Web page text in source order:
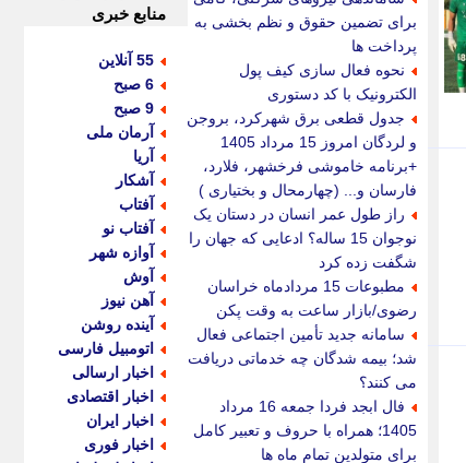
برای تضمین حقوق و نظم بخشی به
پرداخت ها
نحوه فعال سازی کیف پول
الکترونیک با کد دستوری
جدول قطعی برق شهرکرد، بروجن
و لردگان امروز 15 مرداد 1405
+برنامه خاموشی فرخشهر، فلارد،
فارسان و... (چهارمحال و بختیاری )
راز طول عمر انسان در دستان یک
نوجوان 15 ساله؟ ادعایی که جهان را
شگفت زده کرد
مطبوعات 15 مردادماه خراسان
رضوی/بازار ساعت به وقت پکن
سامانه جدید تأمین اجتماعی فعال
شد؛ بیمه شدگان چه خدماتی دریافت
می کنند؟
فال ابجد فردا جمعه 16 مرداد
1405؛ همراه با حروف و تعبیر کامل
برای متولدین تمام ماه ها
منابع خبری
55 آنلاین
6 صبح
9 صبح
آرمان ملی
آریا
آشکار
آفتاب
آفتاب نو
آوازه شهر
آوش
آهن نیوز
آینده روشن
اتومبیل فارسی
اخبار ارسالی
اخبار اقتصادی
اخبار ایران
اخبار فوری